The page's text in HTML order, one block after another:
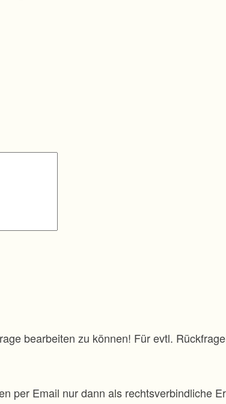
bearbeiten zu können! Für evtl.
per Email nur dann als rechtsverbindliche